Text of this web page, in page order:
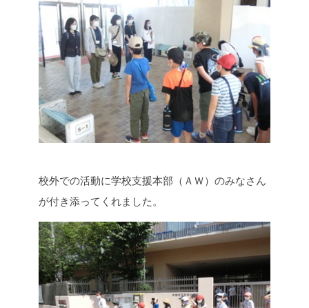
校外での活動に学校支援本部（ＡＷ）のみなさん
が付き添ってくれました。